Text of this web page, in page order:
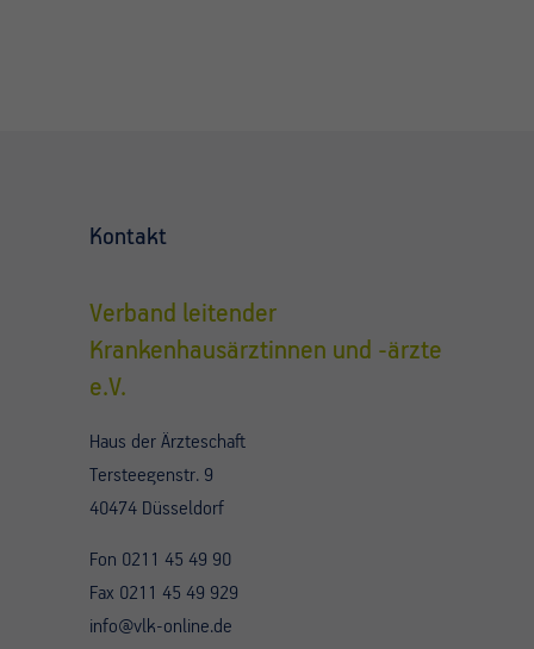
Kontakt
Verband leitender
Krankenhausärztinnen und -ärzte
e.V.
Haus der Ärzteschaft
Tersteegenstr. 9
40474 Düsseldorf
Fon 0211 45 49 90
Fax 0211 45 49 929
info@vlk-online.de